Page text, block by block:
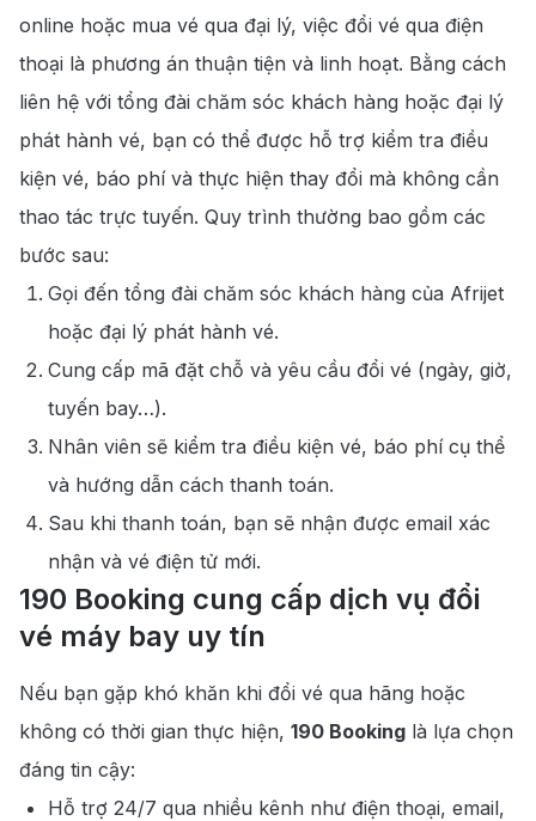
online hoặc mua vé qua đại lý, việc đổi vé qua điện
thoại là phương án thuận tiện và linh hoạt. Bằng cách
liên hệ với tổng đài chăm sóc khách hàng hoặc đại lý
phát hành vé, bạn có thể được hỗ trợ kiểm tra điều
kiện vé, báo phí và thực hiện thay đổi mà không cần
thao tác trực tuyến. Quy trình thường bao gồm các
bước sau:
Gọi đến tổng đài chăm sóc khách hàng của Afrijet
hoặc đại lý phát hành vé.
Cung cấp mã đặt chỗ và yêu cầu đổi vé (ngày, giờ,
tuyến bay…).
Nhân viên sẽ kiểm tra điều kiện vé, báo phí cụ thể
và hướng dẫn cách thanh toán.
Sau khi thanh toán, bạn sẽ nhận được email xác
nhận và vé điện tử mới.
190 Booking cung cấp dịch vụ đổi
vé máy bay uy tín
Nếu bạn gặp khó khăn khi đổi vé qua hãng hoặc
không có thời gian thực hiện, 190 Booking là lựa chọn
đáng tin cậy:
Hỗ trợ 24/7 qua nhiều kênh như điện thoại, email,